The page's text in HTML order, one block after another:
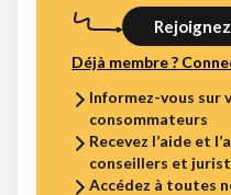
Déjà membre ?
Informez-vous sur
consommateurs
Recevez l’aide et
conseillers et
Accédez à toutes